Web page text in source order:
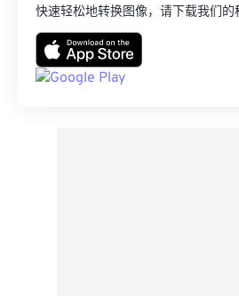
快速轻松地转换图像，请下载我们的